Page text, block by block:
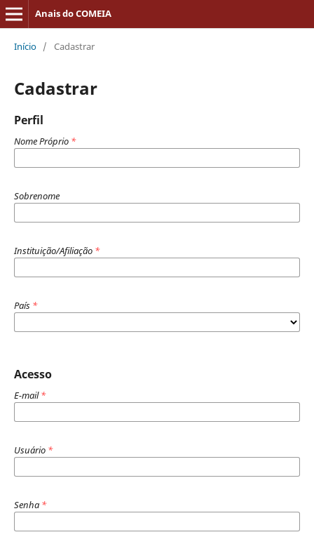
Anais do COMEIA
Início / Cadastrar
Cadastrar
Perfil
Nome Próprio *
Sobrenome
Instituição/Afiliação *
País *
Acesso
E-mail*
Usuário *
Senha *